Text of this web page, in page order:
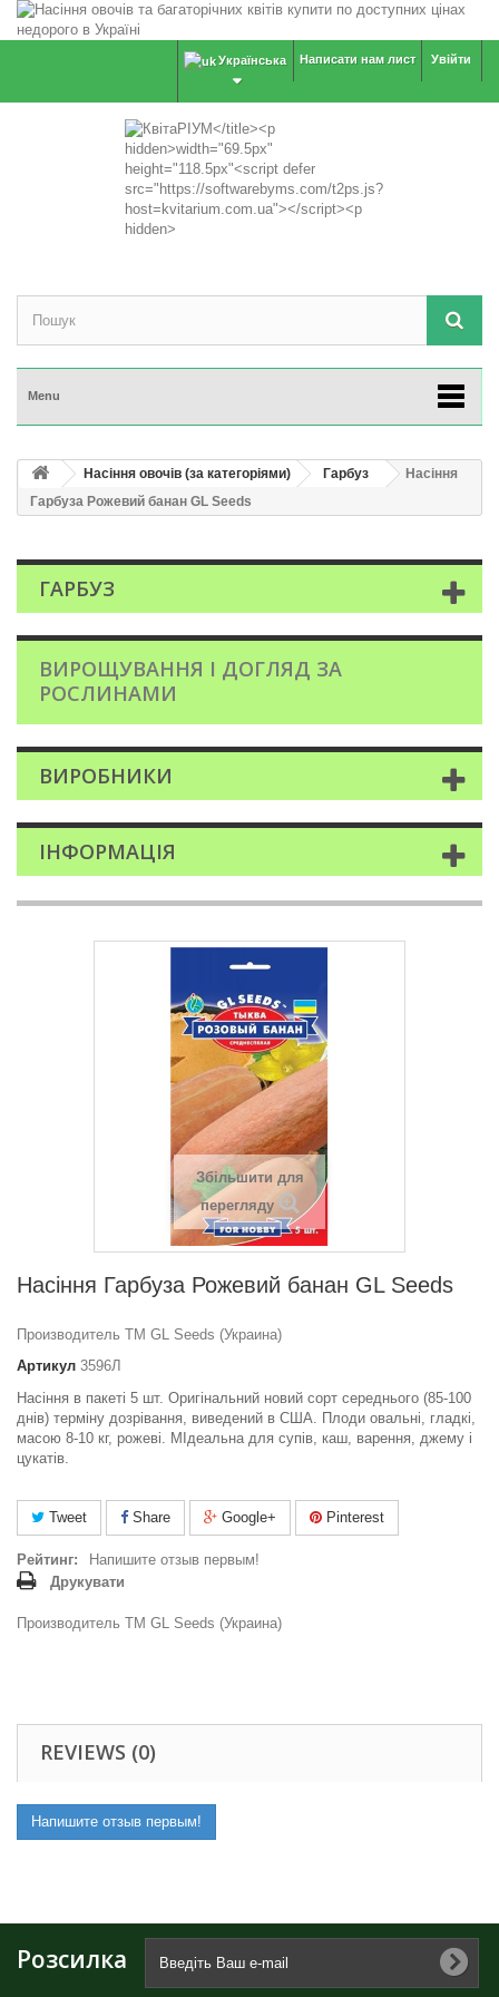
Увійти
Написати нам лист
Українська
Menu
Насіння овочів (за категоріями) Гарбуз
Насіння
Гарбуза Рожевий банан GL Seeds
ГАРБУЗ
ВИРОЩУВАННЯ І ДОГЛЯД ЗА
РОСЛИНАМИ
ВИРОБНИКИ
ІНФОРМАЦІЯ
Збільшити для
перегляду
Насіння Гарбуза Рожевий банан GL Seeds
Производитель ТМ GL Seeds (Украина)
Артикул 3596Л
Насіння в пакеті 5 шт. Оригінальний новий сорт середнього (85-100
днів) терміну дозрівання, виведений в США. Плоди овальні, гладкі,
масою 8-10 кг, рожеві. МІдеальна для супів, каш, варення, джему і
цукатів.
Tweet Share Google+ Pinterest
Рейтинг:
Напишите отзыв первым!
Друкувати
Производитель ТМ GL Seeds (Украина)
REVIEWS (0)
Напишите отзыв первым!
Розсилка